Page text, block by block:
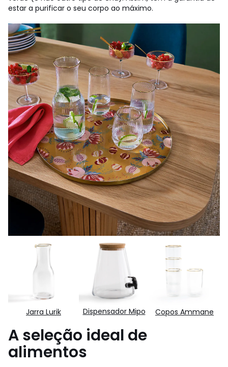
estar a purificar o seu corpo ao máximo.
Jarra Lurik Dispensador Mipo Copos Ammane
A seleção ideal de
alimentos